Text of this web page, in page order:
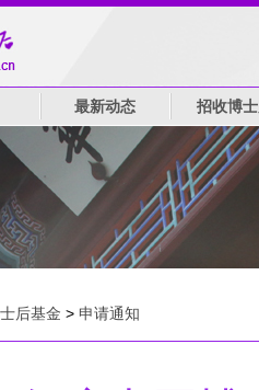
最新动态 招收博
后基金 > 申请通知